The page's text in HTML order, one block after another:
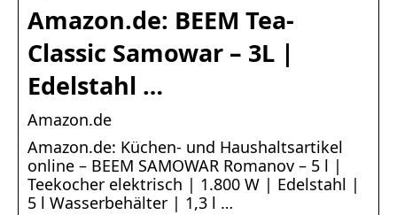
Amazon.de: BEEM Tea-
Classic Samowar – 3L |
Edelstahl …
Amazon.de
Amazon.de: Küchen- und Haushaltsartikel
online – BEEM SAMOWAR Romanov – 5 l |
Teekocher elektrisch | 1.800 W | Edelstahl |
5 l Wasserbehälter | 1,3 l …